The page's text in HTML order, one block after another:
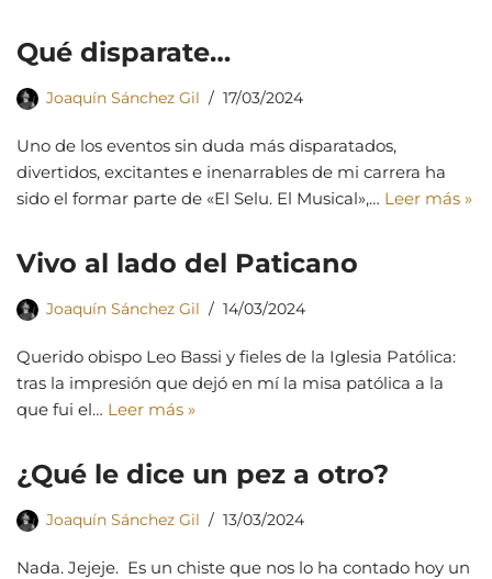
Qué disparate…
Joaquín Sánchez Gil 17/03/2024
Uno de los eventos sin duda más disparatados,
divertidos, excitantes e inenarrables de mi carrera ha
sido el formar parte de «El Selu. El Musical»,… Leer más »
Vivo al lado del Paticano
Joaquín Sánchez Gil 14/03/2024
Querido obispo Leo Bassi y fieles de la Iglesia Patólica:
tras la impresión que dejó en mí la misa patólica a la
que fui el… Leer más »
¿Qué le dice un pez a otro?
Joaquín Sánchez Gil 13/03/2024
Nada. Jejeje. Es un chiste que nos lo ha contado hoy un